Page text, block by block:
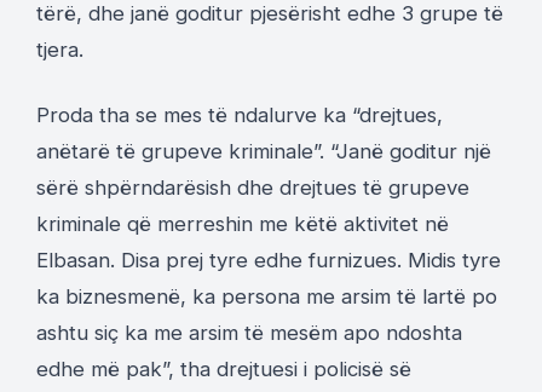
tërë, dhe janë goditur pjesërisht edhe 3 grupe të
tjera.
Proda tha se mes të ndalurve ka “drejtues,
anëtarë të grupeve kriminale”. “Janë goditur një
sërë shpërndarësish dhe drejtues të grupeve
kriminale që merreshin me këtë aktivitet në
Elbasan. Disa prej tyre edhe furnizues. Midis tyre
ka biznesmenë, ka persona me arsim të lartë po
ashtu siç ka me arsim të mesëm apo ndoshta
edhe më pak”, tha drejtuesi i policisë së